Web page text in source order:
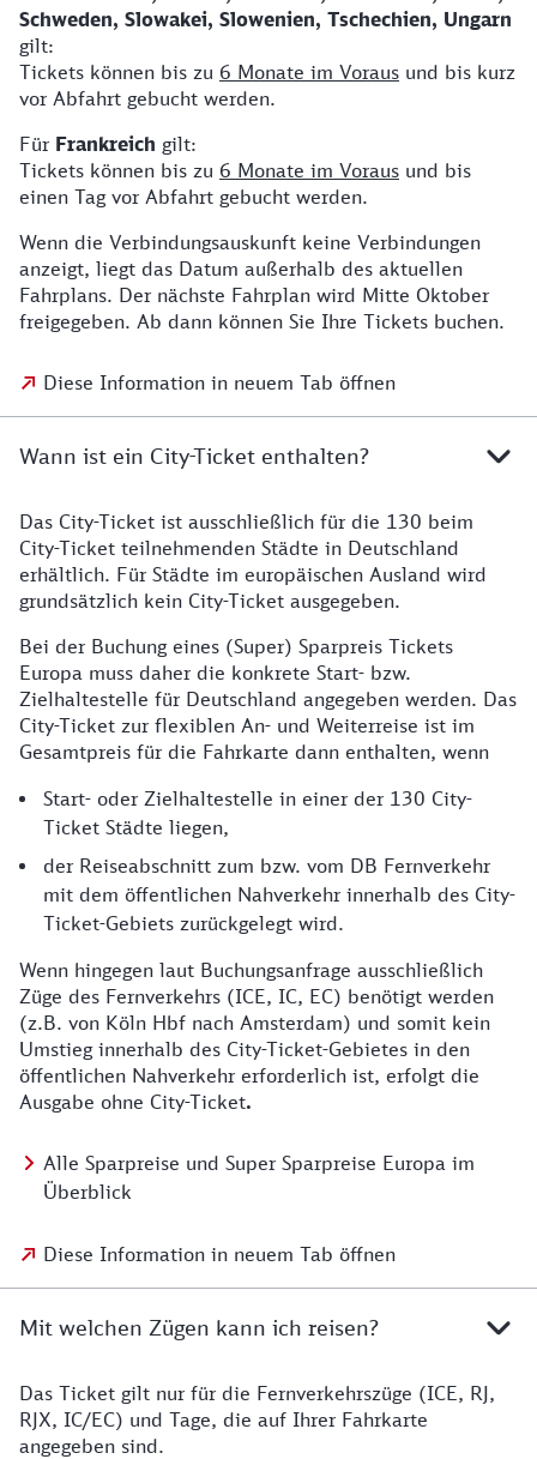
Schweden, Slowakei, Slowenien, Tschechien, Ungarn
gilt:
Tickets können bis zu 6 Monate im Voraus und bis kurz
vor Abfahrt gebucht werden.
Für Frankreich gilt:
Tickets können bis zu 6 Monate im Voraus und bis
einen Tag vor Abfahrt gebucht werden.
Wenn die Verbindungsauskunft keine Verbindungen
anzeigt, liegt das Datum außerhalb des aktuellen
Fahrplans. Der nächste Fahrplan wird Mitte Oktober
freigegeben. Ab dann können Sie Ihre Tickets buchen.
Diese Information in neuem Tab öffnen
Wann ist ein City-Ticket enthalten?
Das City-Ticket ist ausschließlich für die 130 beim
City-Ticket teilnehmenden Städte in Deutschland
erhältlich. Für Städte im europäischen Ausland wird
grundsätzlich kein City-Ticket ausgegeben.
Bei der Buchung eines (Super) Sparpreis Tickets
Europa muss daher die konkrete Start- bzw.
Zielhaltestelle für Deutschland angegeben werden. Das
City-Ticket zur flexiblen An- und Weiterreise ist im
Gesamtpreis für die Fahrkarte dann enthalten, wenn
Start- oder Zielhaltestelle in einer der 130 City-
Ticket Städte liegen,
der Reiseabschnitt zum bzw. vom DB Fernverkehr
mit dem öffentlichen Nahverkehr innerhalb des City-
Ticket-Gebiets zurückgelegt wird.
Wenn hingegen laut Buchungsanfrage ausschließlich
Züge des Fernverkehrs (ICE, IC, EC) benötigt werden
(z.B. von Köln Hbf nach Amsterdam) und somit kein
Umstieg innerhalb des City-Ticket-Gebietes in den
öffentlichen Nahverkehr erforderlich ist, erfolgt die
Ausgabe ohne City-Ticket.
Alle Sparpreise und Super Sparpreise Europa im
Überblick
Diese Information in neuem Tab öffnen
Mit welchen Zügen kann ich reisen?
Das Ticket gilt nur für die Fernverkehrszüge (ICE, RJ,
RJX, IC/EC) und Tage, die auf Ihrer Fahrkarte
angegeben sind.